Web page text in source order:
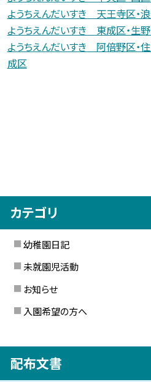
ようちえんだいすき 天王寺区・
ようちえんだいすき 東成区・生野
ようちえんだいすき 阿倍野区・住
成区
カテゴリ
幼稚園日記
未就園児活動
お知らせ
入園希望の方へ
配布文書